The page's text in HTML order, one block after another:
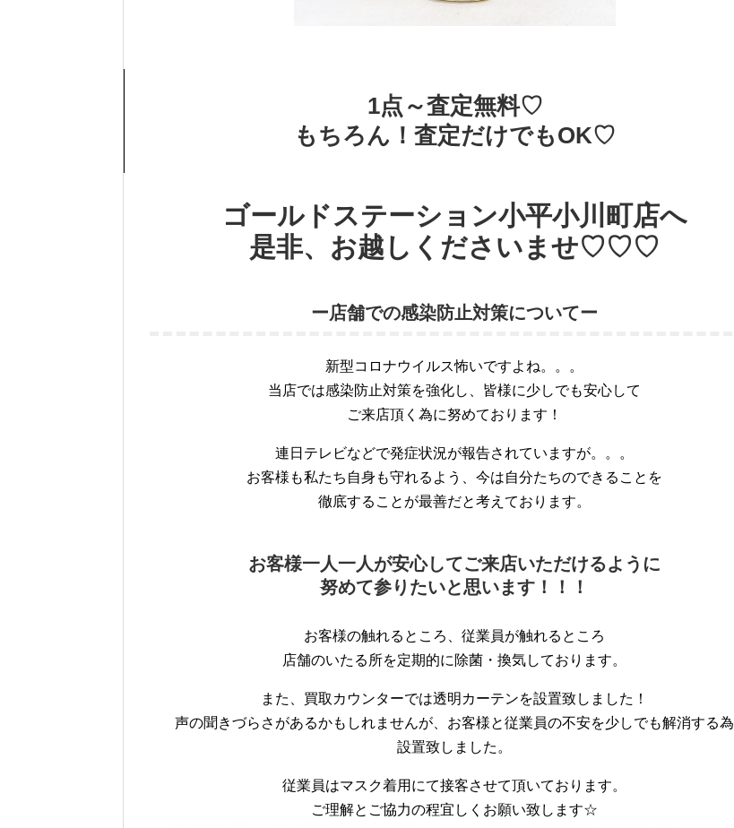
1点～査定無料♡
もちろん！査定だけでもOK♡
ゴールドステーション小平小川町店へ
是非、お越しくださいませ♡♡♡
ー店舗での感染防止対策についてー
新型コロナウイルス怖いですよね。。。
当店では感染防止対策を強化し、皆様に少しでも安心して
ご来店頂く為に努めております！
連日テレビなどで発症状況が報告されていますが。。。
お客様も私たち自身も守れるよう、今は自分たちのできることを
徹底することが最善だと考えております。
お客様一人一人が安心してご来店いただけるように
努めて参りたいと思います！！！
お客様の触れるところ、従業員が触れるところ
店舗のいたる所を定期的に除菌・換気しております。
また、買取カウンターでは透明カーテンを設置致しました！
声の聞きづらさがあるかもしれませんが、お客様と従業員の不安を少しでも解消する為
設置致しました。
従業員はマスク着用にて接客させて頂いております。
ご理解とご協力の程宜しくお願い致します☆